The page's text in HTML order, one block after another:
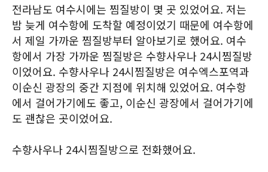
전라남도 여수시에는 찜질방이 몇 곳 있었어요. 저는
밤 늦게 여수항에 도착할 예정이었기 때문에 여수항에
서 제일 가까운 찜질방부터 알아보기로 했어요. 여수
항에서 가장 가까운 찜질방은 수향사우나 24시찜질방
이었어요. 수향사우나 24시찜질방은 여수엑스포역과
이순신 광장의 중간 지점에 위치해 있었어요. 여수항
에서 걸어가기에도 좋고, 이순신 광장에서 걸어가기에
도 괜찮은 곳이었어요.
수향사우나 24시찜질방으로 전화했어요.